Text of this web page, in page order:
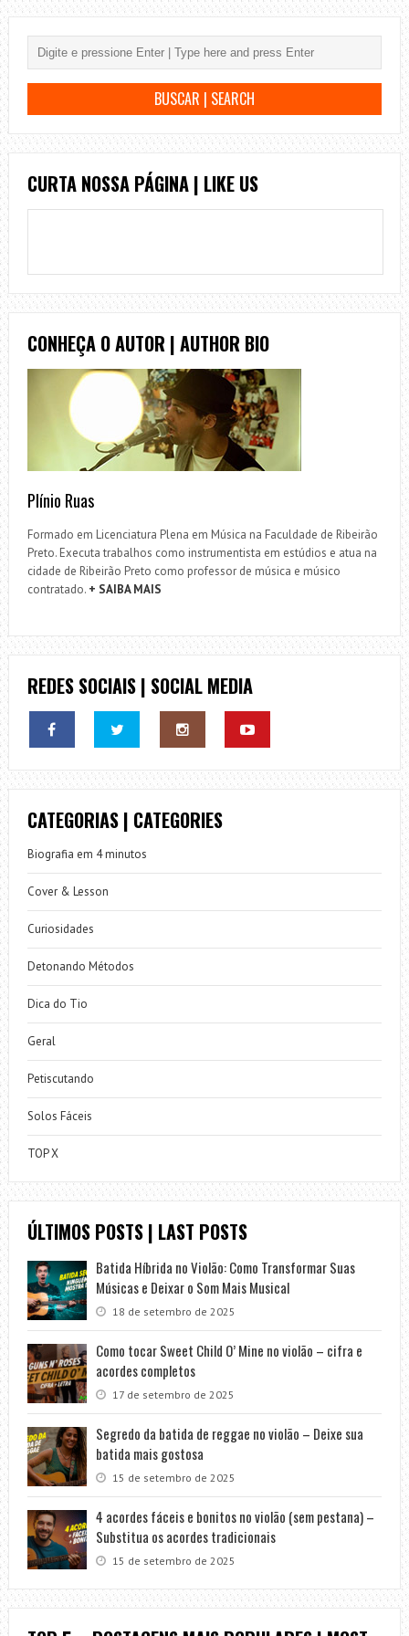
CURTA NOSSA PÁGINA | LIKE US
CONHEÇA O AUTOR | AUTHOR BIO
Plínio Ruas
Formado em Licenciatura Plena em Música na Faculdade de Ribeirão
Preto. Executa trabalhos como instrumentista em estúdios e atua na
cidade de Ribeirão Preto como professor de música e músico
contratado. + SAIBA MAIS
REDES SOCIAIS | SOCIAL MEDIA
CATEGORIAS | CATEGORIES
Biografia em 4 minutos
Cover & Lesson
Curiosidades
Detonando Métodos
Dica do Tio
Geral
Petiscutando
Solos Fáceis
TOP X
ÚLTIMOS POSTS | LAST POSTS
Batida Híbrida no Violão: Como Transformar Suas
Músicas e Deixar o Som Mais Musical
18 de setembro de 2025
Como tocar Sweet Child O’ Mine no violão – cifra e
acordes completos
17 de setembro de 2025
Segredo da batida de reggae no violão – Deixe sua
batida mais gostosa
15 de setembro de 2025
4 acordes fáceis e bonitos no violão (sem pestana) –
Substitua os acordes tradicionais
15 de setembro de 2025